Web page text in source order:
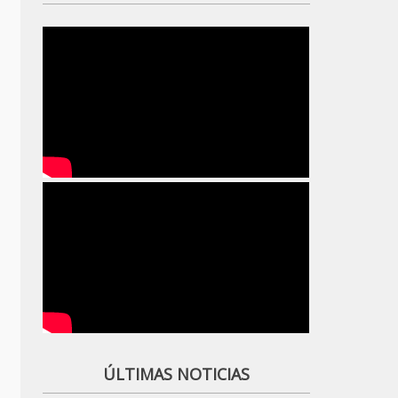
ÚLTIMAS NOTICIAS